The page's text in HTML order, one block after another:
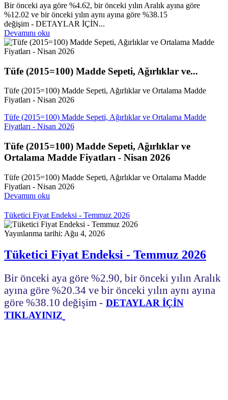
Bir önceki aya göre %4.62, bir önceki yılın Aralık ayına göre
%12.02 ve bir önceki yılın aynı ayına göre %38.15
değişim - DETAYLAR İÇİN...
Devamını oku
Tüfe (2015=100) Madde Sepeti, Ağırlıklar ve...
Tüfe (2015=100) Madde Sepeti, Ağırlıklar ve Ortalama Madde
Fiyatları - Nisan 2026
Tüfe (2015=100) Madde Sepeti, Ağırlıklar ve Ortalama Madde
Fiyatları - Nisan 2026
Tüfe (2015=100) Madde Sepeti, Ağırlıklar ve
Ortalama Madde Fiyatları - Nisan 2026
Tüfe (2015=100) Madde Sepeti, Ağırlıklar ve Ortalama Madde
Fiyatları - Nisan 2026
Devamını oku
Tüketici Fiyat Endeksi - Temmuz 2026
Yayınlanma tarihi: Ağu 4, 2026
Tüketici Fiyat Endeksi - Temmuz 2026
Bir önceki aya göre %2.90, bir önceki yılın Aralık
ayına göre %20.34 ve bir önceki yılın aynı ayına
göre %38.10 değişim - DETAYLAR İÇİN
TIKLAYINIZ